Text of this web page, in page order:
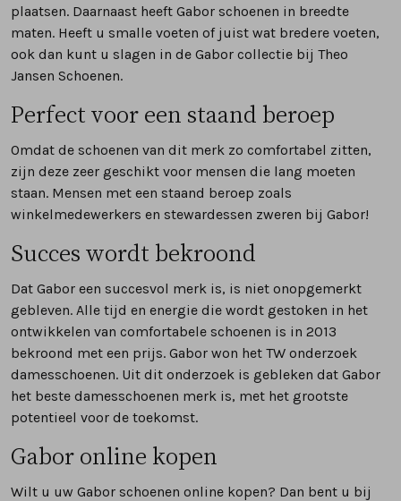
plaatsen. Daarnaast heeft Gabor schoenen in breedte
maten. Heeft u smalle voeten of juist wat bredere voeten,
ook dan kunt u slagen in de Gabor collectie bij Theo
Jansen Schoenen.
Perfect voor een staand beroep
Omdat de schoenen van dit merk zo comfortabel zitten,
zijn deze zeer geschikt voor mensen die lang moeten
staan. Mensen met een staand beroep zoals
winkelmedewerkers en stewardessen zweren bij Gabor!
Succes wordt bekroond
Dat Gabor een succesvol merk is, is niet onopgemerkt
gebleven. Alle tijd en energie die wordt gestoken in het
ontwikkelen van comfortabele schoenen is in 2013
bekroond met een prijs. Gabor won het TW onderzoek
damesschoenen. Uit dit onderzoek is gebleken dat Gabor
het beste damesschoenen merk is, met het grootste
potentieel voor de toekomst.
Gabor online kopen
Wilt u uw Gabor schoenen online kopen? Dan bent u bij